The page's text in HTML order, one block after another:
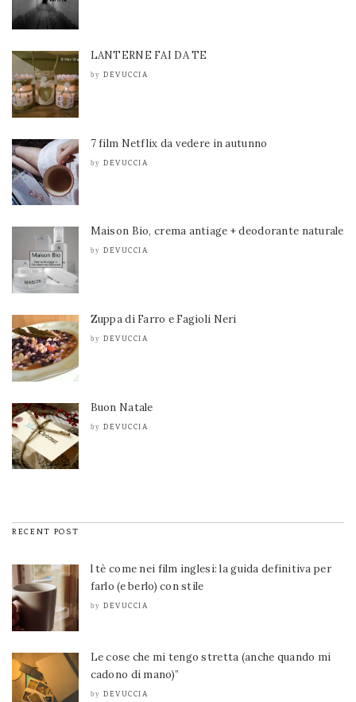
LANTERNE FAI DA TE
by DEVUCCIA
7 film Netflix da vedere in autunno
by DEVUCCIA
Maison Bio, crema antiage + deodorante naturale
by DEVUCCIA
Zuppa di Farro e Fagioli Neri
by DEVUCCIA
Buon Natale
by DEVUCCIA
RECENT POST
l tè come nei film inglesi: la guida definitiva per
farlo (e berlo) con stile
by DEVUCCIA
Le cose che mi tengo stretta (anche quando mi
cadono di mano)”
by DEVUCCIA